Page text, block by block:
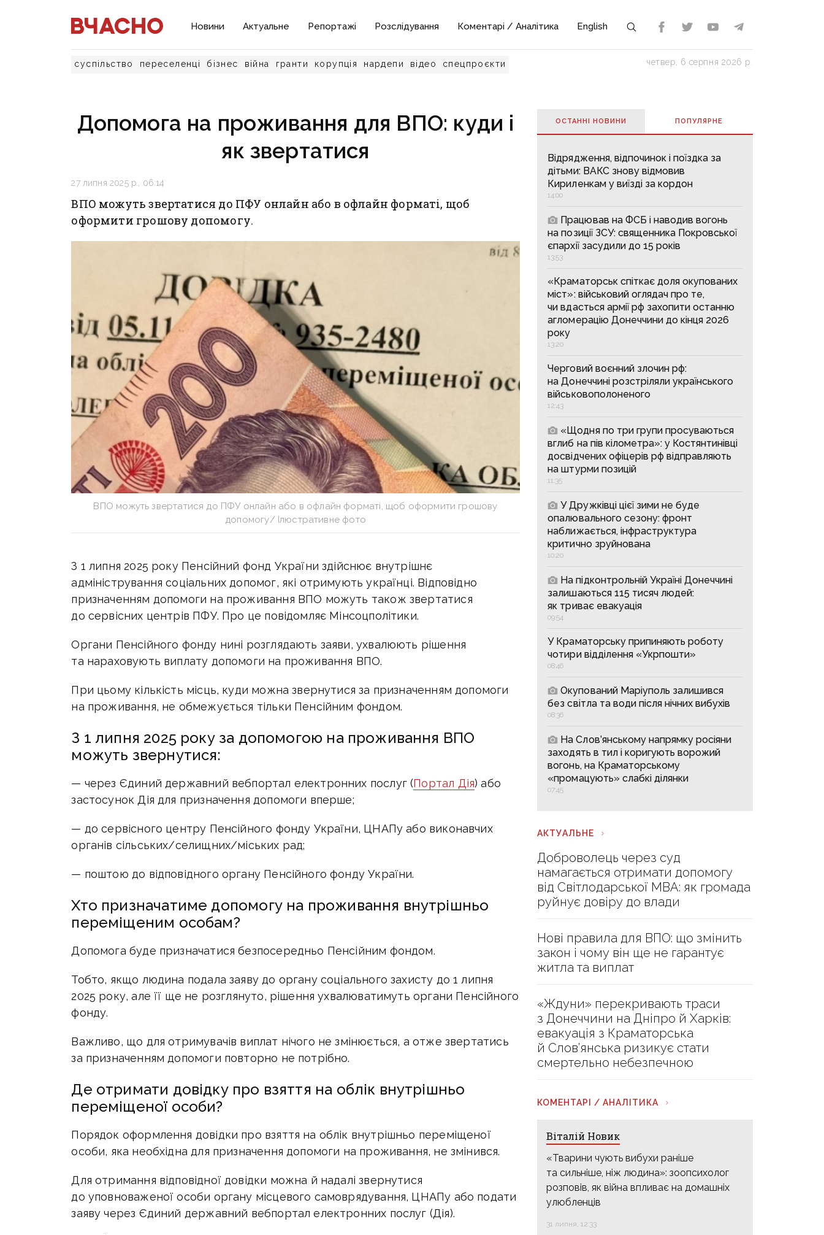
Новини Актуальне Репортажі Розслідування Коментарі / Аналітика English
суспільство переселенці бізнес війна гранти корупція нардепи відео спецпроєкти четвер, 6 серпня 2026 р.
Допомога на проживання для ВПО: куди і
як звертатися
27 липня 2025 р., 06:14
ВПО можуть звертатися до ПФУ онлайн або в офлайн форматі, щоб
оформити грошову допомогу.
ВПО можуть звертатися до ПФУ онлайн або в офлайн форматі, щоб оформити грошову
допомогу/ Ілюстративне фото
З 1 липня 2025 року Пенсійний фонд України здійснює внутрішнє
адміністрування соціальних допомог, які отримують українці. Відповідно
призначенням допомоги на проживання ВПО можуть також звертатися
до сервісних центрів ПФУ. Про це повідомляє Мінсоцполітики.
Органи Пенсійного фонду нині розглядають заяви, ухвалюють рішення
та нараховують виплату допомоги на проживання ВПО.
При цьому кількість місць, куди можна звернутися за призначенням допомоги
на проживання, не обмежується тільки Пенсійним фондом.
З 1 липня 2025 року за допомогою на проживання ВПО
можуть звернутися:
— через Єдиний державний вебпортал електронних послуг (Портал Дія) або
застосунок Дія для призначення допомоги вперше;
— до сервісного центру Пенсійного фонду України, ЦНАПу або виконавчих
органів сільських/селищних/міських рад;
— поштою до відповідного органу Пенсійного фонду України.
Хто призначатиме допомогу на проживання внутрішньо
переміщеним особам?
Допомога буде призначатися безпосередньо Пенсійним фондом.
Тобто, якщо людина подала заяву до органу соціального захисту до 1 липня
2025 року, але її ще не розглянуто, рішення ухвалюватимуть органи Пенсійного
фонду.
Важливо, що для отримувачів виплат нічого не змінюється, а отже звертатись
за призначенням допомоги повторно не потрібно.
Де отримати довідку про взяття на облік внутрішньо
переміщеної особи?
Порядок оформлення довідки про взяття на облік внутрішньо переміщеної
особи, яка необхідна для призначення допомоги на проживання, не змінився.
Для отримання відповідної довідки можна й надалі звернутися
до уповноваженої особи органу місцевого самоврядування, ЦНАПу або подати
заяву через Єдиний державний вебпортал електронних послуг (Дія).
ОСТАННІ НОВИНИ ПОПУЛЯРНE
Відрядження, відпочинок і поїздка за
дітьми: ВАКС знову відмовив
Кириленкам у виїзді за кордон
14:00
Працював на ФСБ і наводив вогонь
на позиції ЗСУ: священника Покровської
єпархії засудили до 15 років
13:53
«Краматорськ спіткає доля окупованих
міст»: військовий оглядач про те,
чи вдасться армії рф захопити останню
агломерацію Донеччини до кінця 2026
року
13:20
Черговий воєнний злочин рф:
на Донеччині розстріляли українського
військовополоненого
12:43
«Щодня по три групи просуваються
вглиб на пів кілометра»: у Костянтинівці
досвідчених офіцерів рф відправляють
на штурми позицій
11:35
У Дружківці цієї зими не буде
опалювального сезону: фронт
наближається, інфраструктура
критично зруйнована
10:20
На підконтрольній Україні Донеччині
залишаються 115 тисяч людей:
як триває евакуація
09:54
У Краматорську припиняють роботу
чотири відділення «Укрпошти»
08:46
Окупований Маріуполь залишився
без світла та води після нічних вибухів
08:36
На Слов’янському напрямку росіяни
заходять в тил і коригують ворожий
вогонь, на Краматорському
«промацують» слабкі ділянки
07:45
АКТУАЛЬНЕ
Доброволець через суд
намагається отримати допомогу
від Світлодарської МВА: як громада
руйнує довіру до влади
Нові правила для ВПО: що змінить
закон і чому він ще не гарантує
житла та виплат
«Ждуни» перекривають траси
з Донеччини на Дніпро й Харків:
евакуація з Краматорська
й Слов’янська ризикує стати
смертельно небезпечною
КОМЕНТАРІ / АНАЛІТИКА
Віталій Новик
«Тварини чують вибухи раніше
та сильніше, ніж людина»: зоопсихолог
розповів, як війна впливає на домашніх
улюбленців
31 липня, 12:33